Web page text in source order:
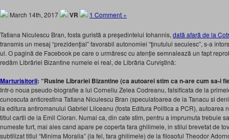
March 14th, 2017 VR 1 Comment »
Tatiana Niculescu Bran, fosta guristă a preşedintelui Iohannis, dată afară de la
transmis un mesaj “prezidenţial” favorabil autonomiei “ţinutului secuiesc”, s-a
ul. O pagină de Facebook pe care o urmăresc cu atenţie semnalează un fapt
redăm Librăriei Bizantine numele ei real, de Librăria Curviştină:
Marturisitorii: “Rusine Librariei Bizantine (ca autoarei stim ca n-are cum sa-i
Intr-o noua pseudo-biografie a lui Corneliu Zelea Codreanu, falsificata de la
cunoscuta anticrestina Tatiana Niculescu Bran (speculatoarea de la Tanacu si
la editura antiromanului Gabriel Liiceanu (fosta Editura Politica a PCR), autoarea
titlul cartii de la Emil Cioran. Numai ca, din cate stim, pentru a imprumuta trebuie
numeste furt, mai ales cand apare pe coperta fara ghilimele, in stilul brevetat de
subtilizat titlul “Minima Moralia” (la fel, fara ghilimele) de la filosoful Theodor